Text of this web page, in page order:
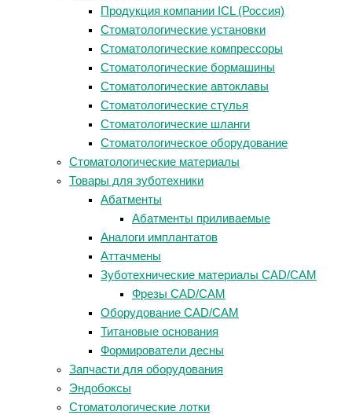
Продукция компании ICL (Россия)
Стоматологические установки
Стоматологические компрессоры
Стоматологические бормашины
Стоматологические автоклавы
Стоматологические стулья
Стоматологические шланги
Стоматологическое оборудование
Стоматологические материалы
Товары для зуботехники
Абатменты
Абатменты приливаемые
Аналоги имплантатов
Аттачмены
Зуботехнические материалы CAD/CAM
Фрезы CAD/CAM
Оборудование CAD/CAM
Титановые основания
Формирователи десны
Запчасти для оборудования
Эндобоксы
Стоматологические лотки